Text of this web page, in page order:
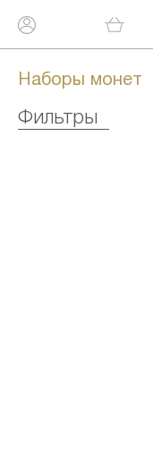
Наборы монет
Фильтры